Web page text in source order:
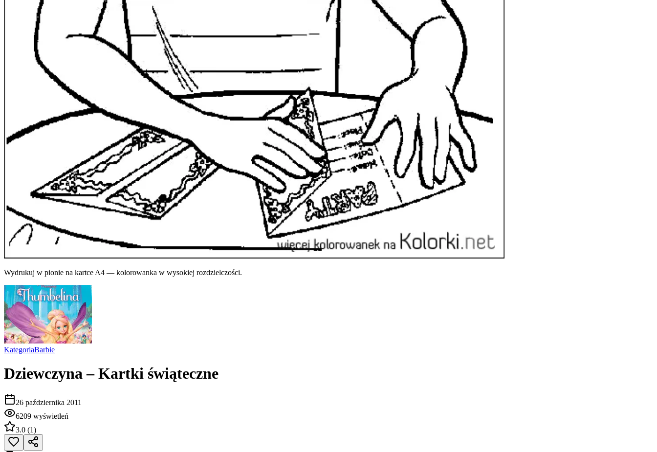
Wydrukuj w pionie na kartce A4 — kolorowanka w wysokiej rozdzielczości.
KategoriaBarbie
Dziewczyna – Kartki świąteczne
26 października 2011
6209 wyświetleń
3.0 (1)